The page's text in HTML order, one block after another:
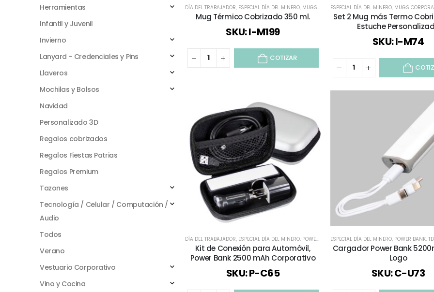
DÍA DEL TRABAJADOR, ESPECIAL DÍA DEL MINERO, MUGS CORPORATIVOS ,REGALOS COBRIZADOS,
Mug Térmico Cobrizado 350 ml.
SKU: I-M199
COTIZAR
ESPECIAL DÍA DEL MINERO, MUGS
Set 2 Mug más Termo
Estuche
SKU: I-M74
DÍA DEL TRABAJADOR, ESPECIAL DÍA DEL MINERO, POWER BANK ,REGALOS DÍA DEL PADRE ,TECNOLOGÍA /
Kit de Conexión para Automóvil,
Power Bank 2500 mAh Corporativo
SKU: P-C65
ESPECIAL DÍA DEL MINERO, POWER BANK,
Cargador Power Bank
Logo
SKU: C-U73
Herramientas
Infantil y Juvenil
Invierno
Lanyard - Credenciales y Pins
Llaveros
Mochilas y Bolsos
Navidad
Personalizado 3D
Regalos cobrizados
Regalos Fiestas Patrias
Regalos Premium
Tazones
Tecnología / Celular / Computación /
Audio
Todos
Verano
Vestuario Corporativo
Vino y Cocina